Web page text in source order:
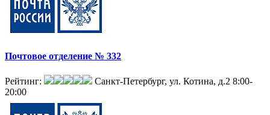
Почтовое отделение № 332
Рейтинг: Санкт-Петербург, ул. Котина, д.2 8:00-
20:00